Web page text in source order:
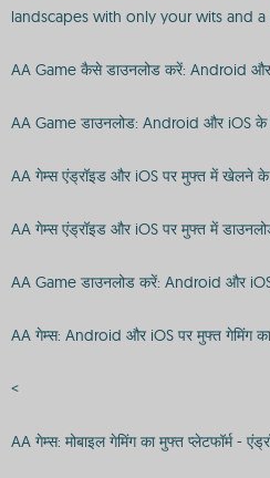
landscapes with only your wits and
AA Game कैसे डाउनलोड करें: Android और
AA Game डाउनलोड: Android और iOS के
AA गेम्स एंड्रॉइड और iOS पर मुफ्त में खेलने के
AA गेम्स एंड्रॉइड और iOS पर मुफ्त में
AA Game डाउनलोड करें: Android और
AA गेम्स: Android और iOS पर मुफ्त गेमिंग
<
AA गेम्स: मोबाइल गेमिंग का मुफ्त प्लेटफॉर्म -